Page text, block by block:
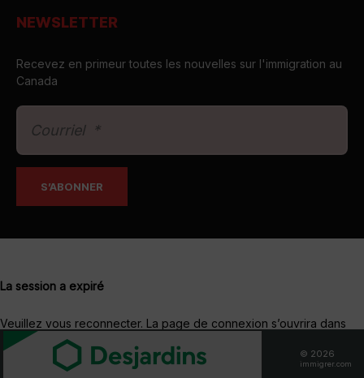
NEWSLETTER
Recevez en primeur toutes les nouvelles sur l'immigration au
Canada
© 2026
immigrer.com
La session a expiré
Veuillez vous reconnecter. La page de connexion s’ouvrira dans
une nouvelle fenêtre. Après connexion, vous pourrez la fermer et
revenir à cette page.